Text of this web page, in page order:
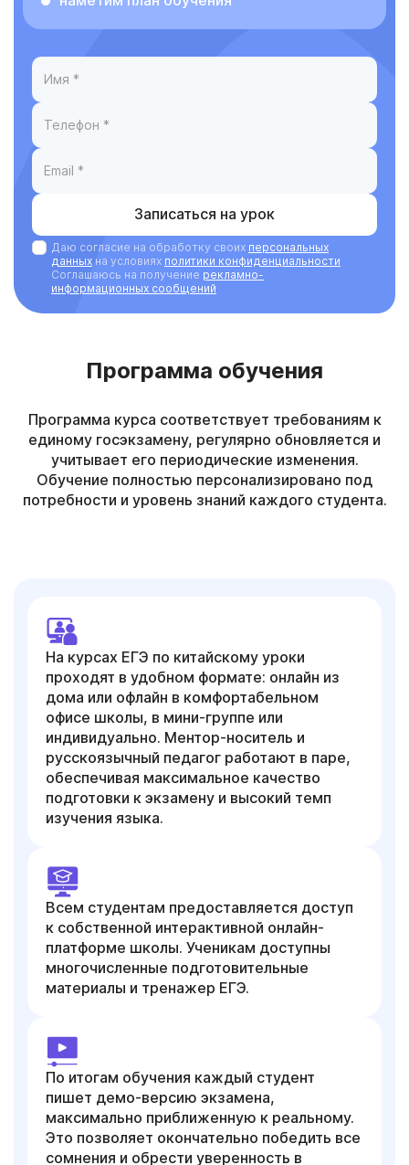
Записаться на урок
Даю согласие на обработку своих персональных
данных на условиях политики конфиденциальности
Соглашаюсь на получение рекламно-
информационных сообщений
Программа обучения
Программа курса соответствует требованиям к
единому госэкзамену, регулярно обновляется и
учитывает его периодические изменения.
Обучение полностью персонализировано под
потребности и уровень знаний каждого студента.
На курсах ЕГЭ по китайскому уроки
проходят в удобном формате: онлайн из
дома или офлайн в комфортабельном
офисе школы, в мини-группе или
индивидуально. Ментор-носитель и
русскоязычный педагог работают в паре,
обеспечивая максимальное качество
подготовки к экзамену и высокий темп
изучения языка.
Всем студентам предоставляется доступ
к собственной интерактивной онлайн-
платформе школы. Ученикам доступны
многочисленные подготовительные
материалы и тренажер ЕГЭ.
По итогам обучения каждый студент
пишет демо-версию экзамена,
максимально приближенную к реальному.
Это позволяет окончательно победить все
сомнения и обрести уверенность в